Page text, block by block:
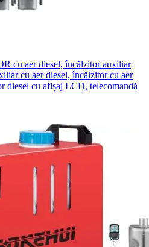
cu aer diesel, încălzitor auxiliar
cu aer diesel, încălzitor cu aer
diesel cu afișaj LCD, telecomandă